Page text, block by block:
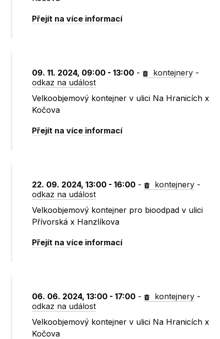
Přejít na více informací
09. 11. 2024, 09:00 - 13:00 - kontejnery -
odkaz na událost
Velkoobjemový kontejner v ulici Na Hranicích x
Kočova
Přejít na více informací
22. 09. 2024, 13:00 - 16:00 - kontejnery -
odkaz na událost
Velkoobjemový kontejner pro bioodpad v ulici
Přívorská x Hanzlíkova
Přejít na více informací
06. 06. 2024, 13:00 - 17:00 - kontejnery -
odkaz na událost
Velkoobjemový kontejner v ulici Na Hranicích x
Kočova